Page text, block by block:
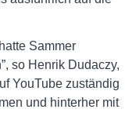
Sammer
so Henrik Dudaczy,
YouTube zuständig
und hinterher mit